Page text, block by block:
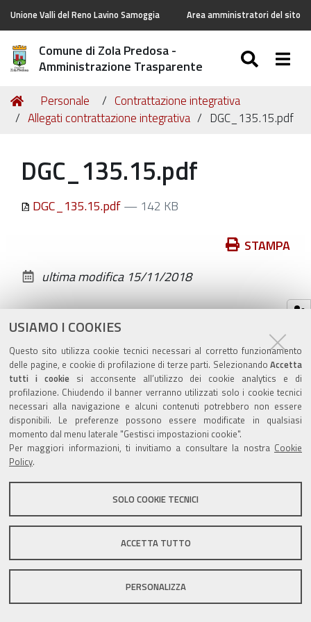
USIAMO I COOKIES
Questo sito utilizza cookie tecnici necessari al corretto funzionamento
delle pagine, e cookie di profilazione di terze parti. Selezionando Accetta
tutti i cookiesi acconsente all’utilizzo dei cookie analytics e di
profilazione. Chiudendo il banner verranno utilizzati solo i cookie tecnici
necessari alla navigazione e alcuni contenuti potrebbero non essere
disponibili. Le preferenze possono essere modificate in qualsiasi
momento dal menu laterale "Gestisci impostazioni cookie".
Per maggiori informazioni, ti invitiamo a consultare la nostra Cookie
Policy.
SOLO COOKIE TECNICI
ACCETTA TUTTO
PERSONALIZZA
Unione Valli del Reno Lavino Samoggia Area amministratori del sito
Comune di Zola Predosa -
Amministrazione Trasparente
Tu
sei
Home
Personale
Contrattazione integrativa
Allegati contrattazione integrativa
DGC_135.15.pdf
DGC_135.15.pdf
DGC_135.15.pdf— 142 KB
documento
STAMPA
ultima modifica 15/11/2018
Valuta questo sito
Sito istituzionale Comune di Zola Predosa
Privacy policy|DPO|Accessibilità